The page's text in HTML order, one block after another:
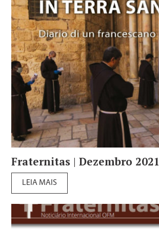
Fraternitas | Dezembro 2021
LEIA MAIS